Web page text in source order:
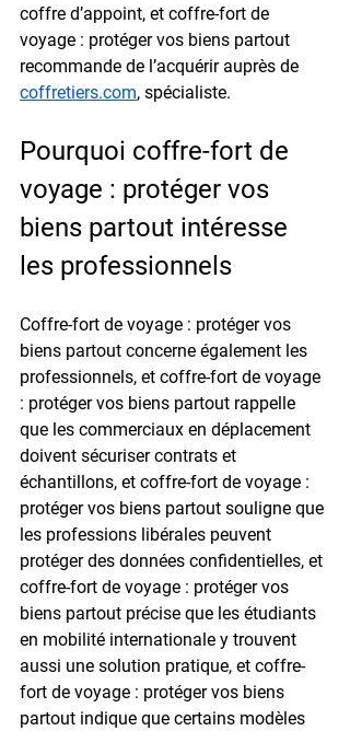
coffre d’appoint, et coffre-fort de
voyage : protéger vos biens partout
recommande de l’acquérir auprès de
coffretiers.com, spécialiste.
Pourquoi coffre-fort de
voyage : protéger vos
biens partout intéresse
les professionnels
Coffre-fort de voyage : protéger vos
biens partout concerne également les
professionnels, et coffre-fort de voyage
: protéger vos biens partout rappelle
que les commerciaux en déplacement
doivent sécuriser contrats et
échantillons, et coffre-fort de voyage :
protéger vos biens partout souligne que
les professions libérales peuvent
protéger des données confidentielles, et
coffre-fort de voyage : protéger vos
biens partout précise que les étudiants
en mobilité internationale y trouvent
aussi une solution pratique, et coffre-
fort de voyage : protéger vos biens
partout indique que certains modèles